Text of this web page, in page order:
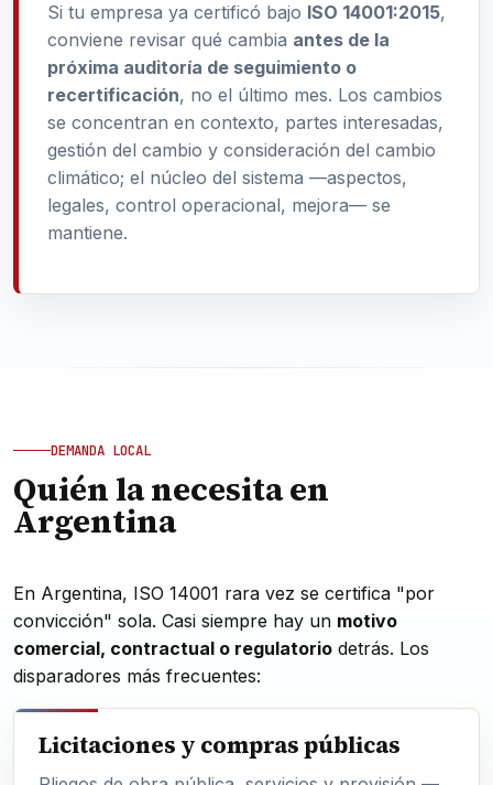
Si tu empresa ya certificó bajo ISO 14001:2015,
conviene revisar qué cambia antes de la
próxima auditoría de seguimiento o
recertificación, no el último mes. Los cambios
se concentran en contexto, partes interesadas,
gestión del cambio y consideración del cambio
climático; el núcleo del sistema —aspectos,
legales, control operacional, mejora— se
mantiene.
DEMANDA LOCAL
Quién la necesita en
Argentina
En Argentina, ISO 14001 rara vez se certifica "por
convicción" sola. Casi siempre hay un motivo
comercial, contractual o regulatorio detrás. Los
disparadores más frecuentes:
Licitaciones y compras públicas